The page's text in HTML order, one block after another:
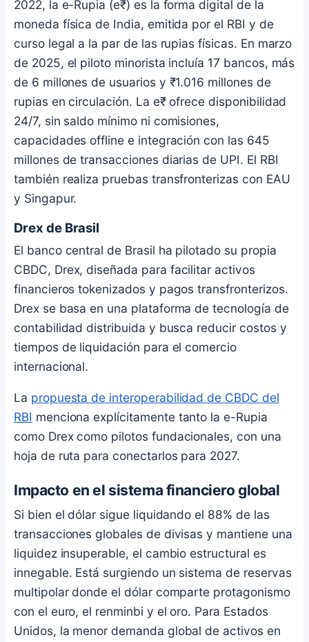
2022, la e-Rupia (e₹) es la forma digital de la
moneda física de India, emitida por el RBI y de
curso legal a la par de las rupias físicas. En marzo
de 2025, el piloto minorista incluía 17 bancos, más
de 6 millones de usuarios y ₹1.016 millones de
rupias en circulación. La e₹ ofrece disponibilidad
24/7, sin saldo mínimo ni comisiones,
capacidades offline e integración con las 645
millones de transacciones diarias de UPI. El RBI
también realiza pruebas transfronterizas con EAU
y Singapur.
Drex de Brasil
El banco central de Brasil ha pilotado su propia
CBDC, Drex, diseñada para facilitar activos
financieros tokenizados y pagos transfronterizos.
Drex se basa en una plataforma de tecnología de
contabilidad distribuida y busca reducir costos y
tiempos de liquidación para el comercio
internacional.
La propuesta de interoperabilidad de CBDC del
RBI menciona explícitamente tanto la e-Rupia
como Drex como pilotos fundacionales, con una
hoja de ruta para conectarlos para 2027.
Impacto en el sistema financiero global
Si bien el dólar sigue liquidando el 88% de las
transacciones globales de divisas y mantiene una
liquidez insuperable, el cambio estructural es
innegable. Está surgiendo un sistema de reservas
multipolar donde el dólar comparte protagonismo
con el euro, el renminbi y el oro. Para Estados
Unidos, la menor demanda global de activos en